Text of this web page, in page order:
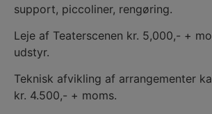
support, piccoliner, rengøring.
Leje af Teaterscenen kr. 5,000,- +
udstyr.
Teknisk afvikling af arrangementer
kr. 4.500,- + moms.